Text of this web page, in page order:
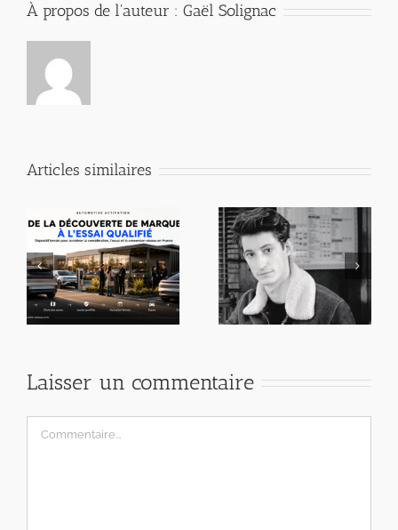
À propos de l'auteur : Gaël Solignac
Articles similaires
Laisser un commentaire
Commentaire